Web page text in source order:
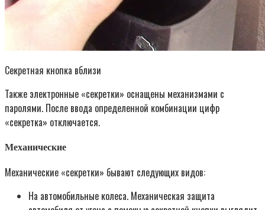
Секретная кнопка вблизи
Также электронные «секретки» оснащены механизмами с
паролями. После ввода определенной комбинации цифр
«секретка» отключается.
Механические
Механические «секретки» бывают следующих видов:
На автомобильные колеса. Механическая защита